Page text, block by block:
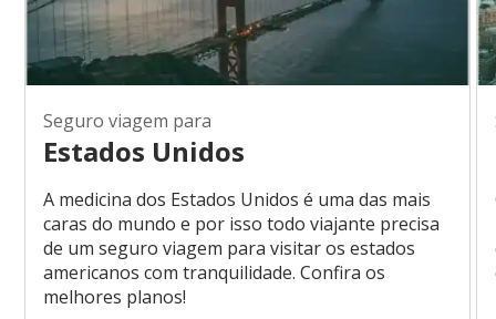
Seguro viagem para
Estados Unidos
A medicina dos Estados Unidos é uma das mais
caras do mundo e por isso todo viajante precisa
de um seguro viagem para visitar os estados
americanos com tranquilidade. Confira os
melhores planos!